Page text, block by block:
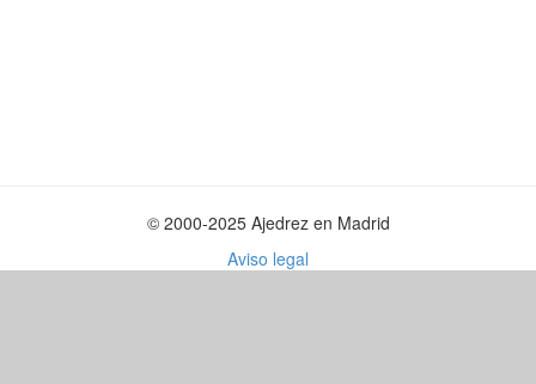
© 2000-2025 Ajedrez en Madrid
Aviso legal